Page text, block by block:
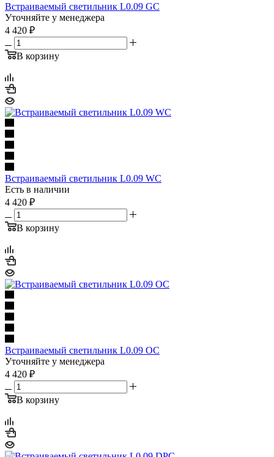
Встраиваемый светильник L0.09 GC
Уточняйте у менеджера
4 420 ₽
В корзину
Встраиваемый светильник L0.09 WC
Есть в наличии
4 420 ₽
В корзину
Встраиваемый светильник L0.09 OC
Уточняйте у менеджера
4 420 ₽
В корзину